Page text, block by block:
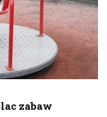
zabaw